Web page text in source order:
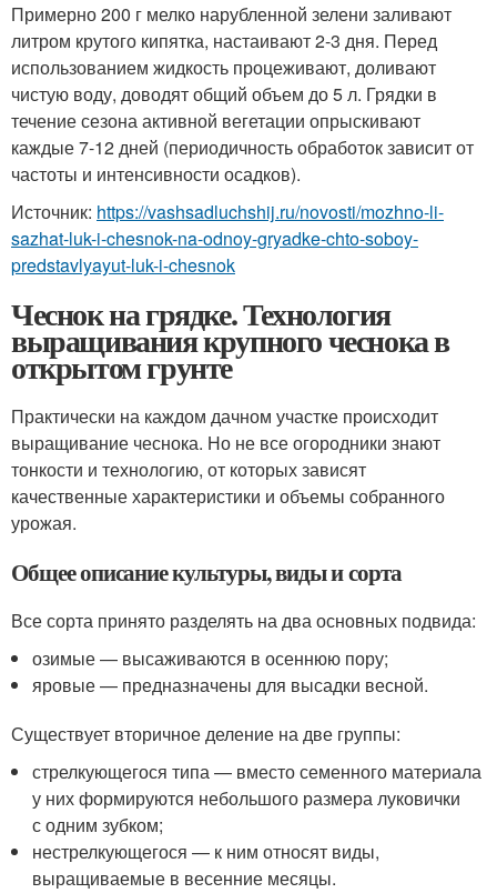
Примерно 200 г мелко нарубленной зелени заливают
литром крутого кипятка, настаивают 2-3 дня. Перед
использованием жидкость процеживают, доливают
чистую воду, доводят общий объем до 5 л. Грядки в
течение сезона активной вегетации опрыскивают
каждые 7-12 дней (периодичность обработок зависит от
частоты и интенсивности осадков).
Источник: https://vashsadluchshij.ru/novosti/mozhno-li-
sazhat-luk-i-chesnok-na-odnoy-gryadke-chto-soboy-
predstavlyayut-luk-i-chesnok
Чеснок на грядке. Технология
выращивания крупного чеснока в
открытом грунте
Практически на каждом дачном участке происходит
выращивание чеснока. Но не все огородники знают
тонкости и технологию, от которых зависят
качественные характеристики и объемы собранного
урожая.
Общее описание культуры, виды и сорта
Все сорта принято разделять на два основных подвида:
озимые — высаживаются в осеннюю пору;
яровые — предназначены для высадки весной.
Существует вторичное деление на две группы:
стрелкующегося типа — вместо семенного материала
у них формируются небольшого размера луковички
с одним зубком;
нестрелкующегося — к ним относят виды,
выращиваемые в весенние месяцы.